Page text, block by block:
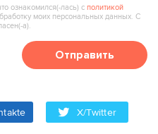
ознакомился(‑лась) сполитикой
моих персональных данных. С
Отправить
X/Twitter